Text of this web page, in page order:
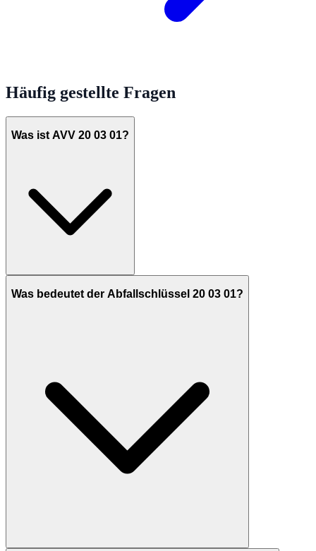
Häufig gestellte Fragen
Was ist AVV 20 03 01?
Was bedeutet der Abfallschlüssel 20 03 01?